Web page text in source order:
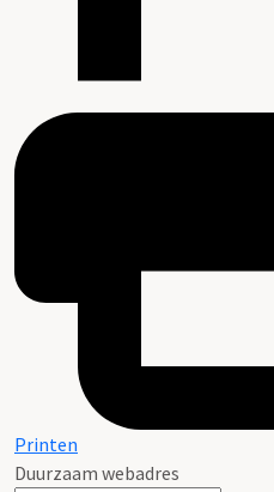
Printen
Duurzaam webadres